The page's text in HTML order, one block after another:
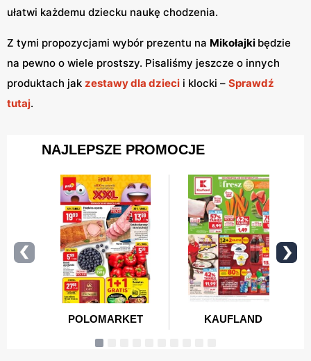
ułatwi każdemu dziecku naukę chodzenia.
Z tymi propozycjami wybór prezentu na Mikołajki będzie
na pewno o wiele prostszy. Pisaliśmy jeszcze o innych
produktach jak zestawy dla dzieci i klocki – Sprawdź
tutaj.